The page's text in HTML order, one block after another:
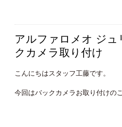
アルファロメオ ジュ
クカメラ取り付け
こんにちはスタッフ工藤です。
今回はバックカメラお取り付けの